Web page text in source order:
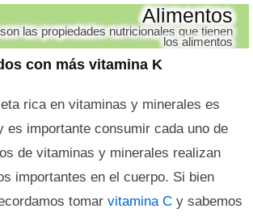
con más vitamina K
Alimentos
las propiedades nutricionales que tienen
los alimentos
rica en vitaminas y minerales es
es importante consumir cada uno de
de vitaminas y minerales realizan
importantes en el cuerpo. Si bien
tomar vitamina C y sabemos